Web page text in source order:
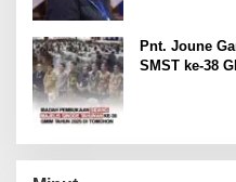
Pnt. Joune
SMST ke-38